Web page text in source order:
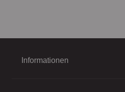
Informationen